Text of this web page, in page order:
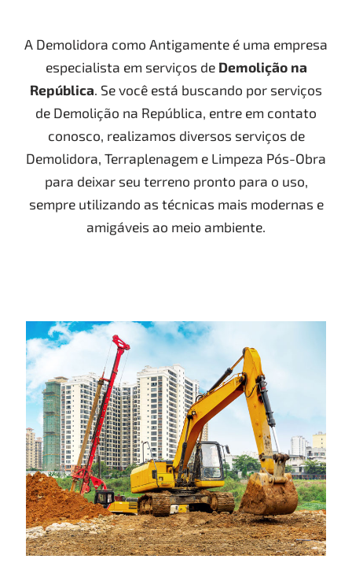
A Demolidora como Antigamente é uma empresa
especialista em serviços de Demolição na
República. Se você está buscando por serviços
de Demolição na República, entre em contato
conosco, realizamos diversos serviços de
Demolidora, Terraplenagem e Limpeza Pós-Obra
para deixar seu terreno pronto para o uso,
sempre utilizando as técnicas mais modernas e
amigáveis ao meio ambiente.